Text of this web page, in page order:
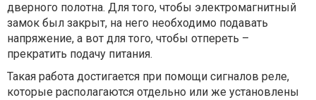
дверного полотна. Для того, чтобы электромагнитный
замок был закрыт, на него необходимо подавать
напряжение, а вот для того, чтобы отпереть –
прекратить подачу питания.
Такая работа достигается при помощи сигналов реле,
которые располагаются отдельно или же установлены